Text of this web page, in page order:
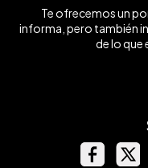
Te ofrecemos un
informa, pero también
de lo que